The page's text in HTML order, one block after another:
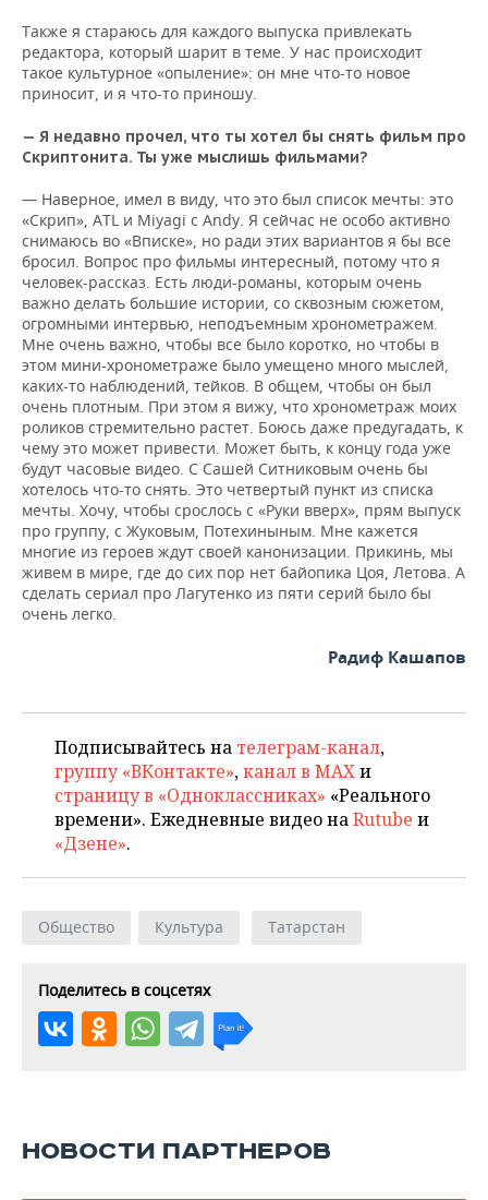
Также я стараюсь для каждого выпуска привлекать
редактора, который шарит в теме. У нас происходит
такое культурное «опыление»: он мне что-то новое
приносит, и я что-то приношу.
— Я недавно прочел, что ты хотел бы снять фильм про
Скриптонита. Ты уже мыслишь фильмами?
— Наверное, имел в виду, что это был список мечты: это
«Скрип», ATL и Miyagi с Andy. Я сейчас не особо активно
снимаюсь во «Вписке», но ради этих вариантов я бы все
бросил. Вопрос про фильмы интересный, потому что я
человек-рассказ. Есть люди-романы, которым очень
важно делать большие истории, со сквозным сюжетом,
огромными интервью, неподъемным хронометражем.
Мне очень важно, чтобы все было коротко, но чтобы в
этом мини-хронометраже было умещено много мыслей,
каких-то наблюдений, тейков. В общем, чтобы он был
очень плотным. При этом я вижу, что хронометраж моих
роликов стремительно растет. Боюсь даже предугадать, к
чему это может привести. Может быть, к концу года уже
будут часовые видео. С Сашей Ситниковым очень бы
хотелось что-то снять. Это четвертый пункт из списка
мечты. Хочу, чтобы срослось с «Руки вверх», прям выпуск
про группу, с Жуковым, Потехиныным. Мне кажется
многие из героев ждут своей канонизации. Прикинь, мы
живем в мире, где до сих пор нет байопика Цоя, Летова. А
сделать сериал про Лагутенко из пяти серий было бы
очень легко.
Радиф Кашапов
Подписывайтесь на телеграм-канал,
группу «ВКонтакте»,канал в MAXи
страницу в «Одноклассниках» «Реального
времени». Ежедневные видео наRutube и
«Дзене».
Общество Культура Татарстан
Поделитесь в соцсетях
НОВОСТИ ПАРТНЕРОВ